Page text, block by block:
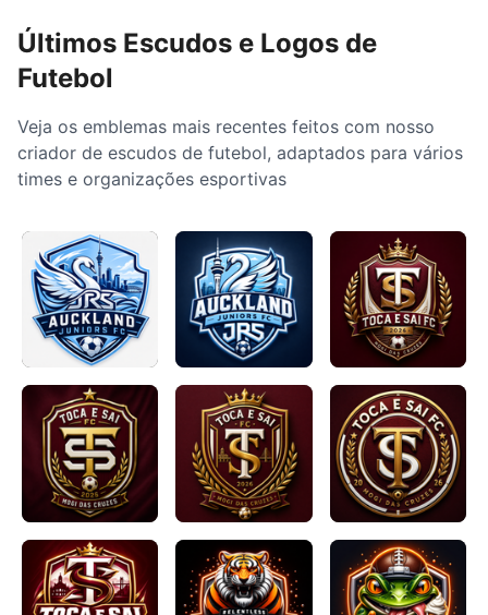
Últimos Escudos e Logos de
Futebol
Veja os emblemas mais recentes feitos com nosso
criador de escudos de futebol, adaptados para vários
times e organizações esportivas